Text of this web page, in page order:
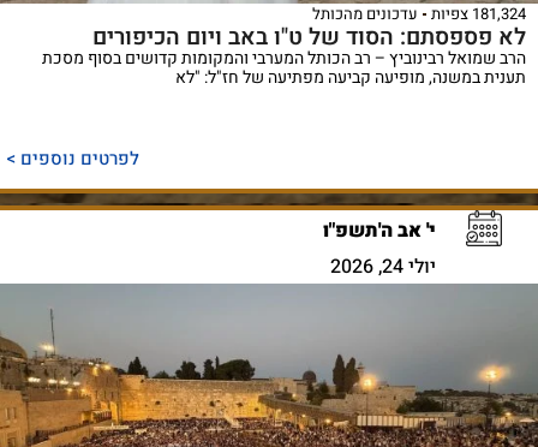
181,324 צפיות עדכונים מהכותל
לא פספסתם: הסוד של ט"ו באב ויום הכיפורים
הרב שמואל רבינוביץ – רב הכותל המערבי והמקומות קדושים בסוף מסכת
תענית במשנה, מופיעה קביעה מפתיעה של חז"ל: "לא
לפרטים נוספים >
י' אב ה'תשפ"ו
יולי 24, 2026